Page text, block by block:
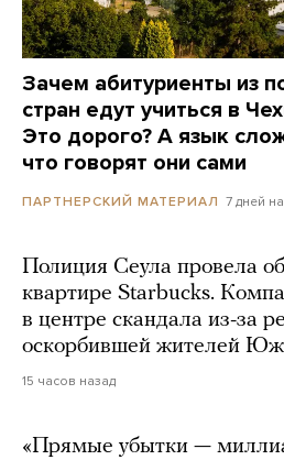
Зачем абитуриенты из
стран едут учиться в
Это дорого? А язык
что говорят они сами
ПАРТНЕРСКИЙ МАТЕРИАЛ 7 дней
Полиция Сеула провела
квартире Starbucks.
в центре скандала из-за
оскорбившей жителей
15 часов назад
«Прямые убытки —